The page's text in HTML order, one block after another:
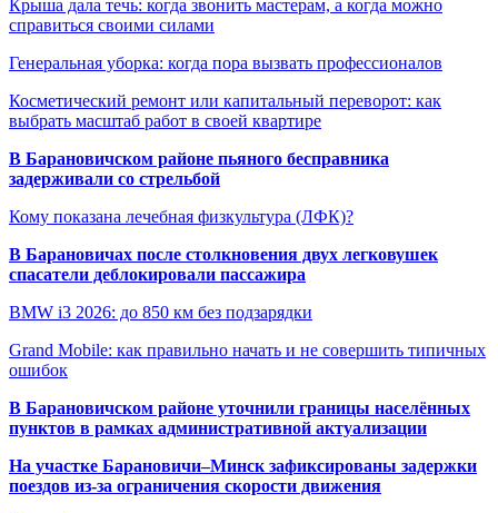
Крыша дала течь: когда звонить мастерам, а когда можно
справиться своими силами
Генеральная уборка: когда пора вызвать профессионалов
Косметический ремонт или капитальный переворот: как
выбрать масштаб работ в своей квартире
В Барановичском районе пьяного бесправника
задерживали со стрельбой
Кому показана лечебная физкультура (ЛФК)?
В Барановичах после столкновения двух легковушек
спасатели деблокировали пассажира
BMW i3 2026: до 850 км без подзарядки
Grand Mobile: как правильно начать и не совершить типичных
ошибок
В Барановичском районе уточнили границы населённых
пунктов в рамках административной актуализации
На участке Барановичи–Минск зафиксированы задержки
поездов из-за ограничения скорости движения